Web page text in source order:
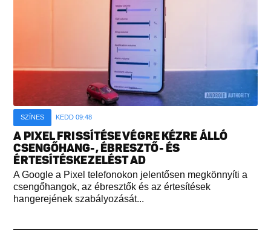
SZÍNES KEDD 09:48
A PIXEL FRISSÍTÉSE VÉGRE KÉZRE ÁLLÓ
CSENGŐHANG-, ÉBRESZTŐ- ÉS
ÉRTESÍTÉSKEZELÉST AD
A Google a Pixel telefonokon jelentősen megkönnyíti a
csengőhangok, az ébresztők és az értesítések
hangerejének szabályozását...